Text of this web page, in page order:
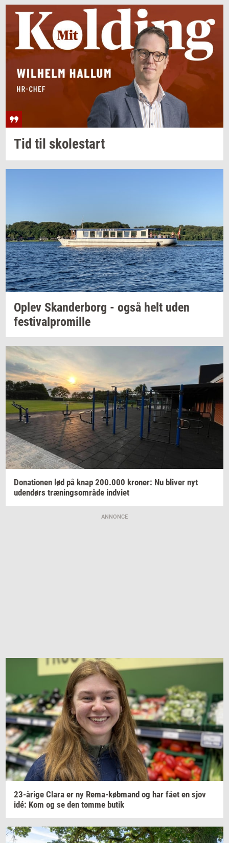
Tid til sko­lestart
Oplev Skan­der­borg - også helt uden
festi­val­pro­mil­le
Do­na­tio­nen lød på knap 200.000 kro­ner: Nu bli­ver nyt
uden­dørs træ­nings­om­rå­de ind­vi­et
ANNONCE
23-​årige Clara er ny Rema-​købmand og har fået en sjov
idé: Kom og se den tomme butik